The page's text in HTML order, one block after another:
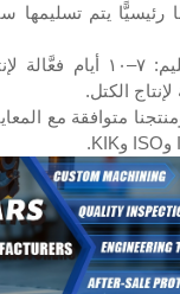
مشروعًا رئيسيًّا يتم
المدة الزمنية للتسليم:
الكتل.
متوافقة مع